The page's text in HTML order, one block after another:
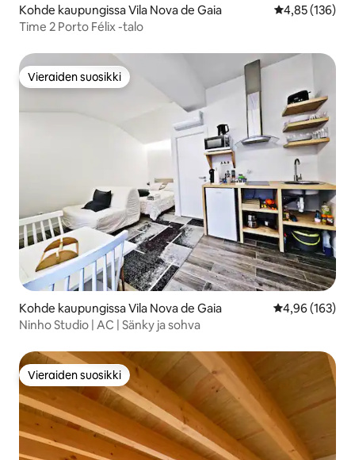
Kohde kaupungissa Vila Nova de Gaia
4,85 (136)
Time 2 Porto Félix -talo
Vieraiden suosikki
Vieraiden suosikki
Kohde kaupungissa Vila Nova de Gaia
4,96 (163)
Ninho Studio | AC | Sänky ja sohva
Vieraiden suosikki
Vieraiden suosikki